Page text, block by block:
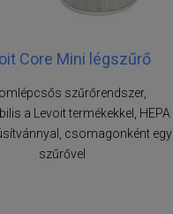
Core Mini légszűrő
szűrőrendszer,
a Levoit termékekkel, HEPA
csomagonként egy
szűrővel